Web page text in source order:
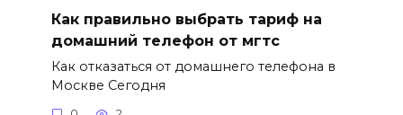
Как правильно выбрать тариф на
домашний телефон от мгтс
Как отказаться от домашнего телефона в
Москве Сегодня